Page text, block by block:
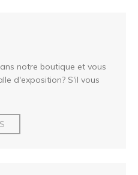
notre boutique et vous
d'exposition? S'il vous